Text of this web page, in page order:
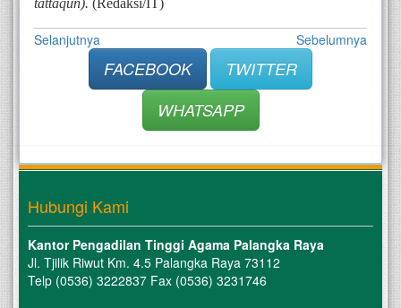
tattaqun). (Redaksi/IT)
Selanjutnya Sebelumnya
FACEBOOK
TWITTER
WHATSAPP
Hubungi Kami
Kantor Pengadilan Tinggi Agama Palangka Raya
Jl. Tjilik Riwut Km. 4.5 Palangka Raya 73112
Telp (0536) 3222837 Fax (0536) 3231746